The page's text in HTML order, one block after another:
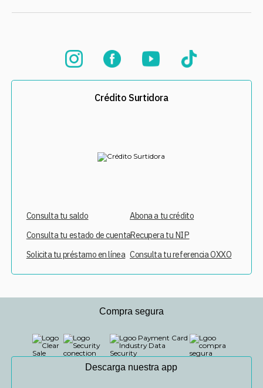
Crédito Surtidora
Consulta tu saldo
Consulta tu estado de cuenta
Solicita tu préstamo en línea
Abona a tu crédito
Recupera tu NIP
Consulta tu referencia OXXO
Compra segura
Descarga nuestra app